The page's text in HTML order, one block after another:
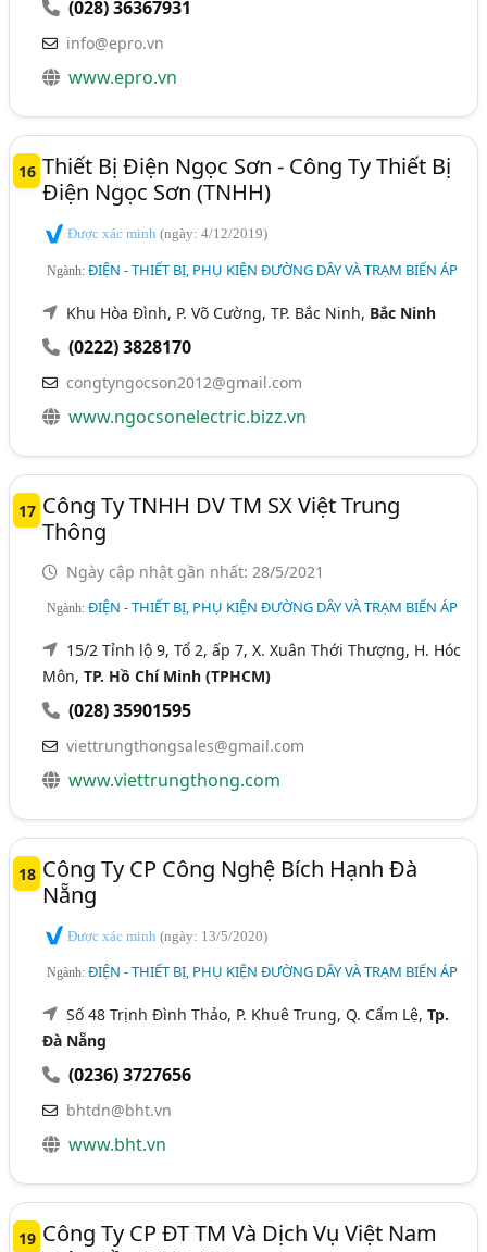
(028) 36367931
info@epro.vn
www.epro.vn
16 Thiết Bị Điện Ngọc Sơn - Công Ty Thiết Bị
Điện Ngọc Sơn (TNHH)
Được xác minh(ngày: 4/12/2019)
Ngành:ĐIỆN - THIẾT BỊ, PHỤ KIỆN ĐƯỜNG DÂY VÀ TRẠM BIẾN ÁP
Khu Hòa Đình, P. Võ Cường, TP. Bắc Ninh, Bắc Ninh
(0222) 3828170
congtyngocson2012@gmail.com
www.ngocsonelectric.bizz.vn
17 Công Ty TNHH DV TM SX Việt Trung
Thông
Ngày cập nhật gần nhất: 28/5/2021
Ngành:ĐIỆN - THIẾT BỊ, PHỤ KIỆN ĐƯỜNG DÂY VÀ TRẠM BIẾN ÁP
15/2 Tỉnh lộ 9, Tổ 2, ấp 7, X. Xuân Thới Thượng, H. Hóc
Môn,TP. Hồ Chí Minh (TPHCM)
(028) 35901595
viettrungthongsales@gmail.com
www.viettrungthong.com
18 Công Ty CP Công Nghệ Bích Hạnh Đà
Nẵng
Được xác minh(ngày: 13/5/2020)
Ngành:ĐIỆN - THIẾT BỊ, PHỤ KIỆN ĐƯỜNG DÂY VÀ TRẠM BIẾN ÁP
Số 48 Trịnh Đình Thảo, P. Khuê Trung, Q. Cẩm Lệ,Tp.
Đà Nẵng
(0236) 3727656
bhtdn@bht.vn
www.bht.vn
19 Công Ty CP ĐT TM Và Dịch Vụ Việt Nam